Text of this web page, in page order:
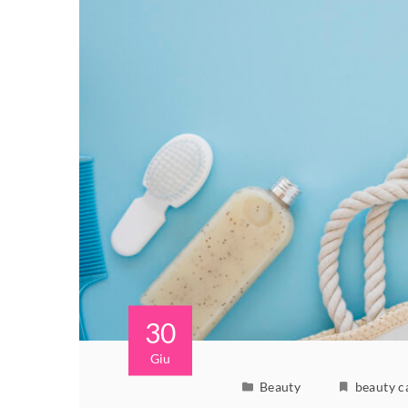
30
Giu
Beauty
beauty